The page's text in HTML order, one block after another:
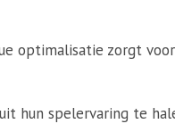
optimalisatie zorgt
hun spelervaring te